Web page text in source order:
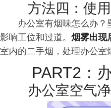
方法四：使
办公室有烟味怎么办
影响工位和过道。 烟雾出现
室内的二手烟，处理办公室
PART2：
办公室空气